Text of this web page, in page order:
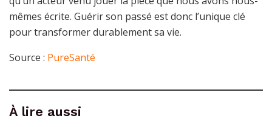
mêmes écrite. Guérir son passé est donc l’unique clé
pour transformer durablement sa vie.
Source : PureSanté
À lire aussi